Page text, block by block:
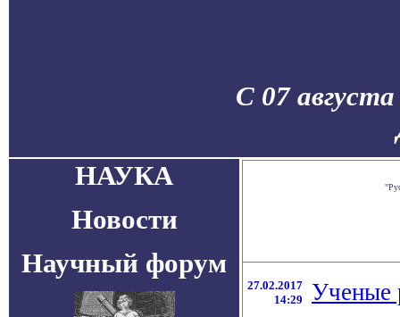
С 07
НАУКА
Новости
Научный форум
27.02.2017
14:29
Ученые